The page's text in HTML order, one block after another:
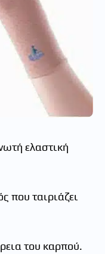
ελαστική
που ταιριάζει
του καρπού.